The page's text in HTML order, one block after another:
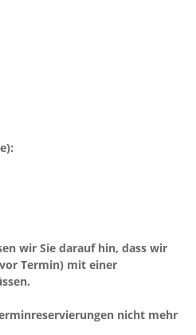
wir Sie darauf hin, dass wir
Termin) mit einer
nicht mehr